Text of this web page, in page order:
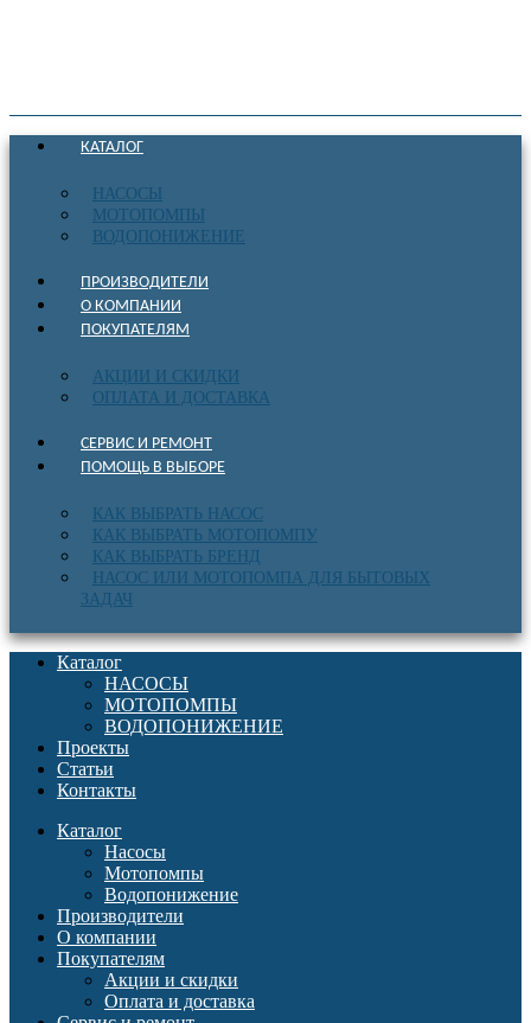
КАТАЛОГ
НАСОСЫ
МОТОПОМПЫ
ВОДОПОНИЖЕНИЕ
ПРОИЗВОДИТЕЛИ
О КОМПАНИИ
ПОКУПАТЕЛЯМ
АКЦИИ И СКИДКИ
ОПЛАТА И ДОСТАВКА
СЕРВИС И РЕМОНТ
ПОМОЩЬ В ВЫБОРЕ
КАК ВЫБРАТЬ НАСОС
КАК ВЫБРАТЬ МОТОПОМПУ
КАК ВЫБРАТЬ БРЕНД
НАСОС ИЛИ МОТОПОМПА ДЛЯ БЫТОВЫХ
ЗАДАЧ
Каталог
НАСОСЫ
МОТОПОМПЫ
ВОДОПОНИЖЕНИЕ
Проекты
Статьи
Контакты
Каталог
Насосы
Мотопомпы
Водопонижение
Производители
О компании
Покупателям
Акции и скидки
Оплата и доставка